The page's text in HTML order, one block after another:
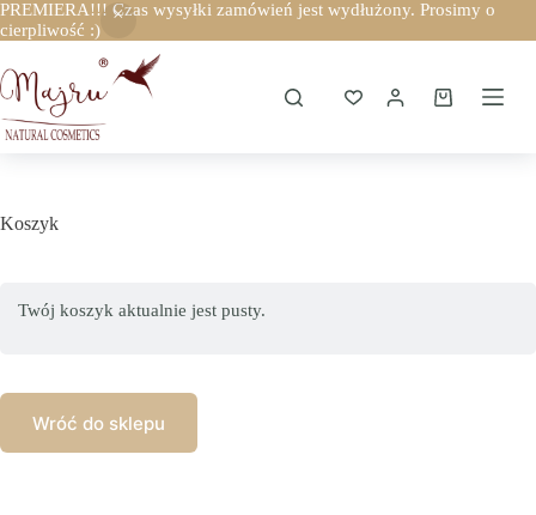
PREMIERA!!! Czas wysyłki zamówień jest wydłużony. Prosimy o
cierpliwość :)
do
treści
Koszyk
Koszyk
Twój koszyk aktualnie jest pusty.
Wróć do sklepu